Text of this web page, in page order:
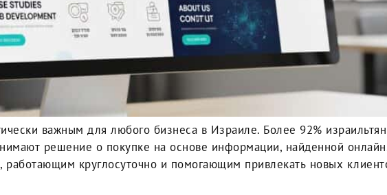
важным для любого бизнеса в Израиле. Более 92%
решение о покупке на основе информации, найденной
круглосуточно и помогающим привлекать новых